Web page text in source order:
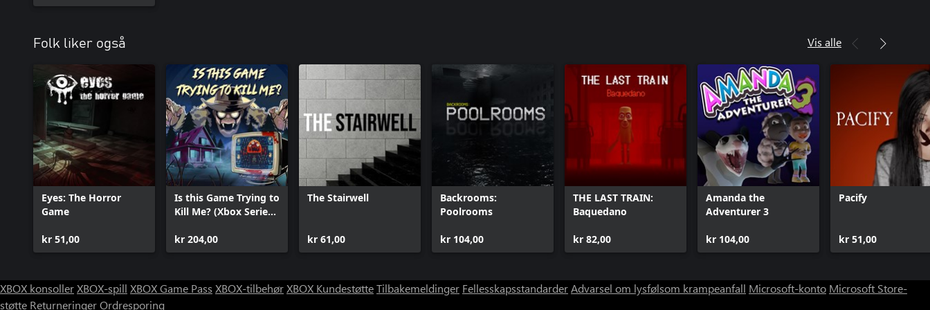
Folk liker også Vis alle
Eyes: The Horror
Game
kr 51,00
Is this Game Trying to
Kill Me? (Xbox Series
kr 204,00
The Stairwell
kr 61,00
Backrooms:
Poolrooms
kr 104,00
THE LAST TRAIN:
Baquedano
kr 82,00
Amanda the
Adventurer 3
kr 104,00
Pacify
kr 51,00
XBOX konsollerXBOX-spill XBOX Game Pass XBOX-tilbehørXBOX KundestøtteTilbakemeldinger FellesskapsstandarderAdvarsel om lysfølsom krampeanfall Microsoft-konto Microsoft Store-
støtte ReturneringerOrdresporing